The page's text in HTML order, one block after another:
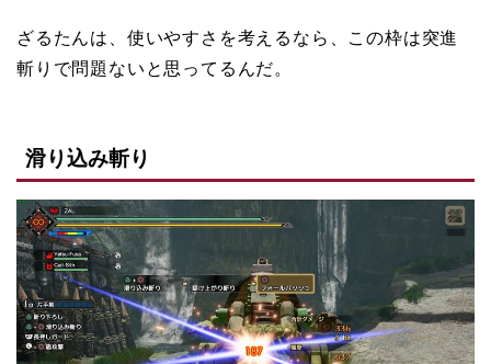
ざるたんは、使いやすさを考えるなら、この枠は突進
斬りで問題ないと思ってるんだ。
滑り込み斬り